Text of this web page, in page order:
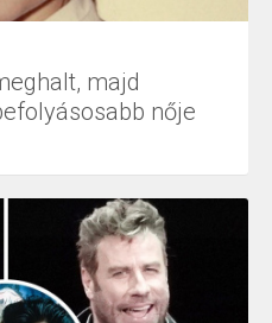
majd
nője